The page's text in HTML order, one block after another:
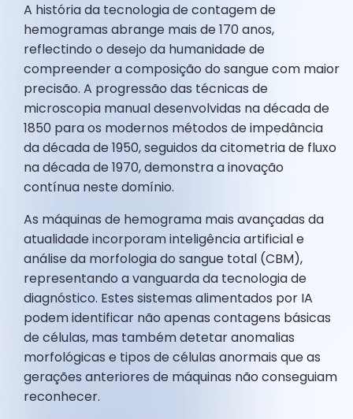
A história da tecnologia de contagem de
hemogramas abrange mais de 170 anos,
reflectindo o desejo da humanidade de
compreender a composição do sangue com maior
precisão. A progressão das técnicas de
microscopia manual desenvolvidas na década de
1850 para os modernos métodos de impedância
da década de 1950, seguidos da citometria de fluxo
na década de 1970, demonstra a inovação
contínua neste domínio.
As máquinas de hemograma mais avançadas da
atualidade incorporam inteligência artificial e
análise da morfologia do sangue total (CBM),
representando a vanguarda da tecnologia de
diagnóstico. Estes sistemas alimentados por IA
podem identificar não apenas contagens básicas
de células, mas também detetar anomalias
morfológicas e tipos de células anormais que as
gerações anteriores de máquinas não conseguiam
reconhecer.